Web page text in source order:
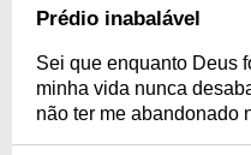
Prédio inabalável
Sei que enquanto Deus
minha vida nunca
não ter me abandonado